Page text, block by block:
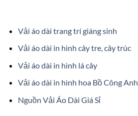
Vải áo dài trang trí giáng sinh
Vải áo dài in hình cây tre, cây trúc
Vải áo dài in hình lá cây
Vải áo dài in hình hoa Bồ Công Anh
Nguồn Vải Áo Dài Giá Sỉ